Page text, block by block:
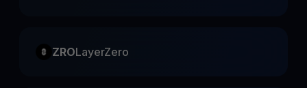
ZROLayerZero